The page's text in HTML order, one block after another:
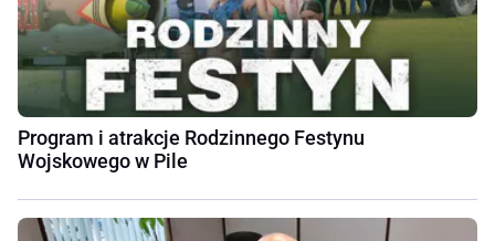
Program i atrakcje Rodzinnego Festynu
Wojskowego w Pile